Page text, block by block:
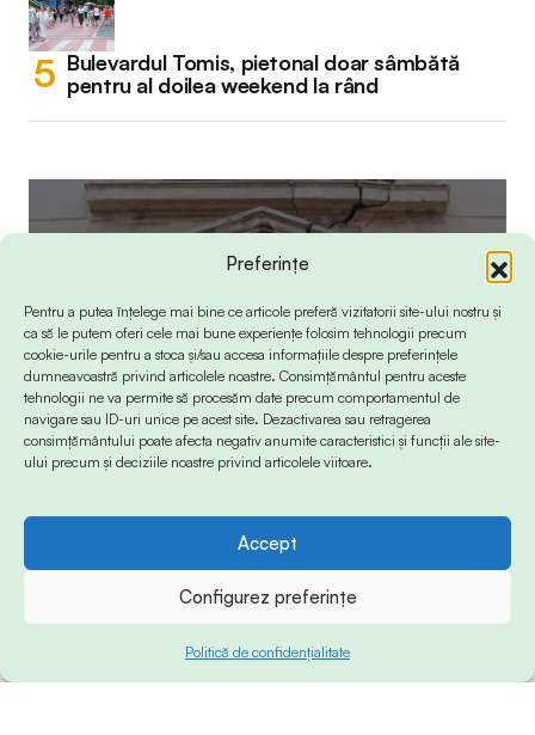
Preferințe
Pentru a putea înțelege mai bine ce articole preferă vizitatorii site-ului nostru și
ca să le putem oferi cele mai bune experiențe folosim tehnologii precum
cookie-urile pentru a stoca și/sau accesa informațiile despre preferințele
dumneavoastră privind articolele noastre. Consimțământul pentru aceste
tehnologii ne va permite să procesăm date precum comportamentul de
navigare sau ID-uri unice pe acest site. Dezactivarea sau retragerea
consimțământului poate afecta negativ anumite caracteristici și funcții ale site-
ului precum și deciziile noastre privind articolele viitoare.
Accept
Configurez preferințe
Politică de confidențialitate
Bulevardul Tomis, pietonal doar sâmbătă
pentru al doilea weekend la rând